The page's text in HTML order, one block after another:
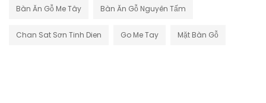
Bàn Ăn Gỗ Me Tây Bàn Ăn Gỗ Nguyên Tấm
Chan Sat Sơn Tinh Dien Go Me Tay Mặt Bàn Gỗ